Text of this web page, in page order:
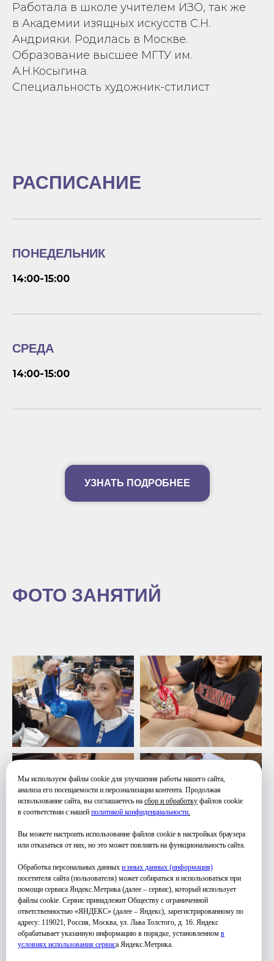
Мы используем файлы cookie для улучшения работы нашего сайта,
анализа его посещаемости и персонализации контента. Продолжая
использование сайта, вы соглашаетесь на сбор и обработку файлов cookie
в соответствии с нашей политикой конфиденциальности.
Вы можете настроить использование файлов cookie в настройках браузера
или отказаться от них, но это может повлиять на функциональность сайта.
Обработка персональных данных и иных данных (информация)
посетителя сайта (пользователя) может собираться и использоваться при
помощи сервиса Яндекс.Метрика (далее – сервис), который использует
файлы cookie. Сервис принадлежит Обществу с ограниченной
ответственностью «ЯНДЕКС» (далее – Яндекс), зарегистрированному по
адресу: 119021, Россия, Москва, ул. Льва Толстого, д. 16. Яндекс
обрабатывает указанную информацию в порядке, установленном в
условиях использования сервиса Яндекс.Метрика.
Работала в школе учителем ИЗО, так же
в Академии изящных искусств С.Н.
Андрияки. Родилась в Москве.
Образование высшее МГТУ им.
А.Н.Косыгина.
Специальность художник-стилист
РАСПИСАНИЕ
ПОНЕДЕЛЬНИК
14:00-15:00
СРЕДА
14:00-15:00
УЗНАТЬ ПОДРОБНЕЕ
ФОТО ЗАНЯТИЙ